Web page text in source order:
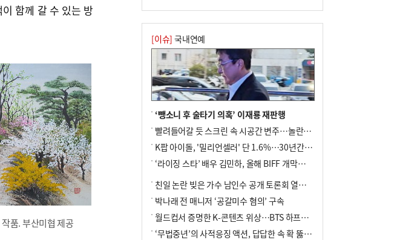
함께 갈 수 있는 방
품. 부산미협 제공
10 교육혁신선도지 공모 코앞인데…구·군 난
색에 교육청 ‘쩔쩔’
[이슈] 국내연예
‘뺑소니 후 술타기 의혹’ 이재룡 재판행
빨려들어갈 듯 스크린 속 시공간 변주…놀란의 메시지는 ‘전쟁 속죄’
K팝 아이돌, '밀리언셀러' 단 1.6%…30년간 등장 1182개팀 전수조사
‘라이징 스타’ 배우 김민하, 올해 BIFF 개막식 사회자 확정
친일 논란 빚은 가수 남인수 공개 토론회 열린다.
박나래 전 매니저 ‘공갈미수 혐의’ 구속
월드컵서 증명한 K-콘텐츠 위상…BTS 하프타임쇼·정호연 트로피 세리머니
‘무법중년’의 사적응징 액션, 답답한 속 확 뚫어주네